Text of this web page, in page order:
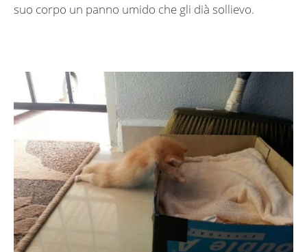
suo corpo un panno umido che gli dià sollievo.